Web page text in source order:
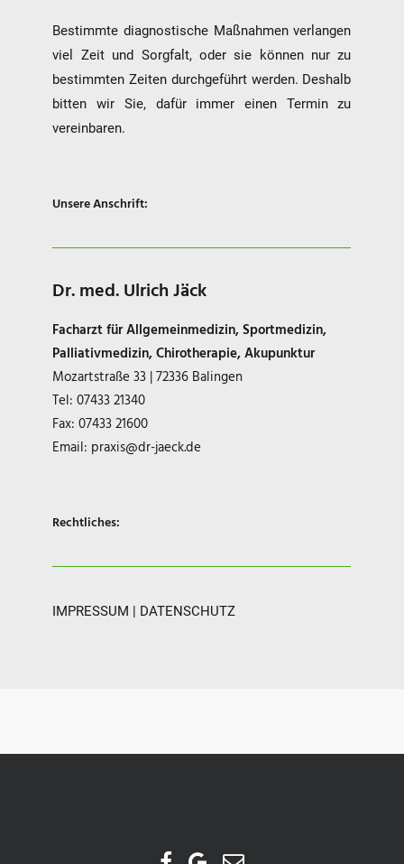
Bestimmte diagnostische Maßnahmen verlangen
viel Zeit und Sorgfalt, oder sie können nur zu
bestimmten Zeiten durchgeführt werden. Deshalb
bitten wir Sie, dafür immer einen Termin zu
vereinbaren.
Unsere Anschrift:
Dr. med. Ulrich Jäck
Facharzt für Allgemeinmedizin, Sportmedizin,
Palliativmedizin, Chirotherapie, Akupunktur
Mozartstraße 33 | 72336 Balingen
Tel: 07433 21340
Fax: 07433 21600
Email: praxis@dr-jaeck.de
Rechtliches:
IMPRESSUM DATENSCHUTZ